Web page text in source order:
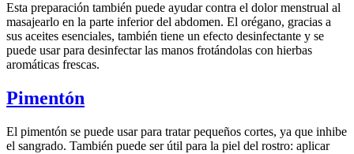
Esta preparación también puede ayudar contra el dolor menstrual al
masajearlo en la parte inferior del abdomen. El orégano, gracias a
sus aceites esenciales, también tiene un efecto desinfectante y se
puede usar para desinfectar las manos frotándolas con hierbas
aromáticas frescas.
Pimentón
El pimentón se puede usar para tratar pequeños cortes, ya que inhibe
el sangrado. También puede ser útil para la piel del rostro: aplicar